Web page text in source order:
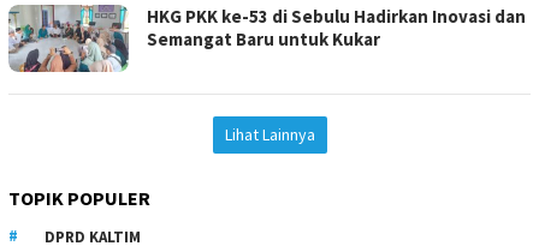
HKG PKK ke-53 di Sebulu Hadirkan Inovasi dan
Semangat Baru untuk Kukar
Lihat Lainnya
TOPIK POPULER
DPRD KALTIM